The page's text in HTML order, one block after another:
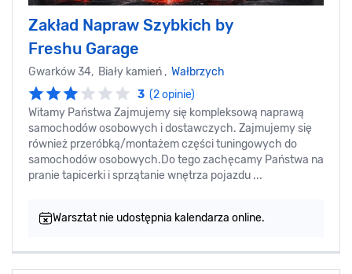
Zakład Napraw Szybkich by
Freshu Garage
Gwarków 34, Biały kamień , Wałbrzych
3 (2 opinie)
Witamy Państwa Zajmujemy się kompleksową naprawą
samochodów osobowych i dostawczych. Zajmujemy się
również przeróbką/montażem części tuningowych do
samochodów osobowych.Do tego zachęcamy Państwa na
pranie tapicerki i sprzątanie wnętrza pojazdu ...
Warsztat nie udostępnia kalendarza online.